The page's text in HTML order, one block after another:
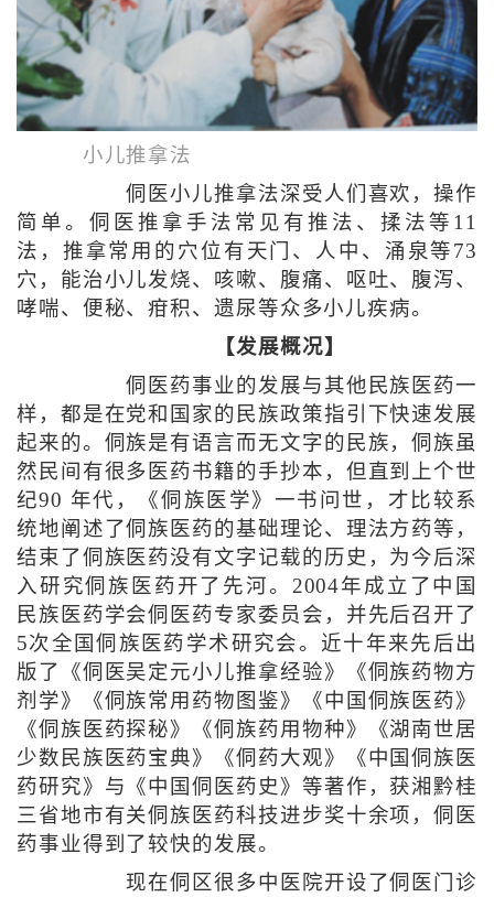
小儿推拿法
侗医小儿推拿法深受人们喜欢，操作
简单。侗医推拿手法常见有推法、揉法等11
法，推拿常用的穴位有天门、人中、涌泉等73
穴，能治小儿发烧、咳嗽、腹痛、呕吐、腹泻、
哮喘、便秘、疳积、遗尿等众多小儿疾病。
【发展概况】
侗医药事业的发展与其他民族医药一
样，都是在党和国家的民族政策指引下快速发展
起来的。侗族是有语言而无文字的民族，侗族虽
然民间有很多医药书籍的手抄本，但直到上个世
纪90 年代，《侗族医学》一书问世，才比较系
统地阐述了侗族医药的基础理论、理法方药等，
结束了侗族医药没有文字记载的历史，为今后深
入研究侗族医药开了先河。2004年成立了中国
民族医药学会侗医药专家委员会，并先后召开了
5次全国侗族医药学术研究会。近十年来先后出
版了《侗医吴定元小儿推拿经验》《侗族药物方
剂学》《侗族常用药物图鉴》《中国侗族医药》
《侗族医药探秘》《侗族药用物种》《湖南世居
少数民族医药宝典》《侗药大观》《中国侗族医
药研究》与《中国侗医药史》等著作，获湘黔桂
三省地市有关侗族医药科技进步奖十余项，侗医
药事业得到了较快的发展。
现在侗区很多中医院开设了侗医门诊